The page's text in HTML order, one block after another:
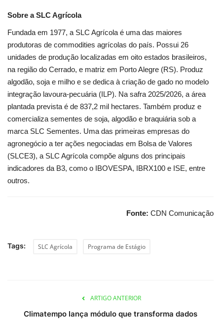
Sobre a SLC Agrícola
Fundada em 1977, a SLC Agrícola é uma das maiores
produtoras de commodities agrícolas do país. Possui 26
unidades de produção localizadas em oito estados brasileiros,
na região do Cerrado, e matriz em Porto Alegre (RS). Produz
algodão, soja e milho e se dedica à criação de gado no modelo
integração lavoura-pecuária (ILP). Na safra 2025/2026, a área
plantada prevista é de 837,2 mil hectares. Também produz e
comercializa sementes de soja, algodão e braquiária sob a
marca SLC Sementes. Uma das primeiras empresas do
agronegócio a ter ações negociadas em Bolsa de Valores
(SLCE3), a SLC Agrícola compõe alguns dos principais
indicadores da B3, como o IBOVESPA, IBRX100 e ISE, entre
outros.
Fonte: CDN Comunicação
Tags: SLC Agrícola Programa de Estágio
ARTIGO ANTERIOR
Climatempo lança módulo que transforma dados